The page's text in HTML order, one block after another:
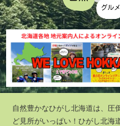
自然豊かなひがし北海道は、圧
ど見所がいっぱい！ひがし北海